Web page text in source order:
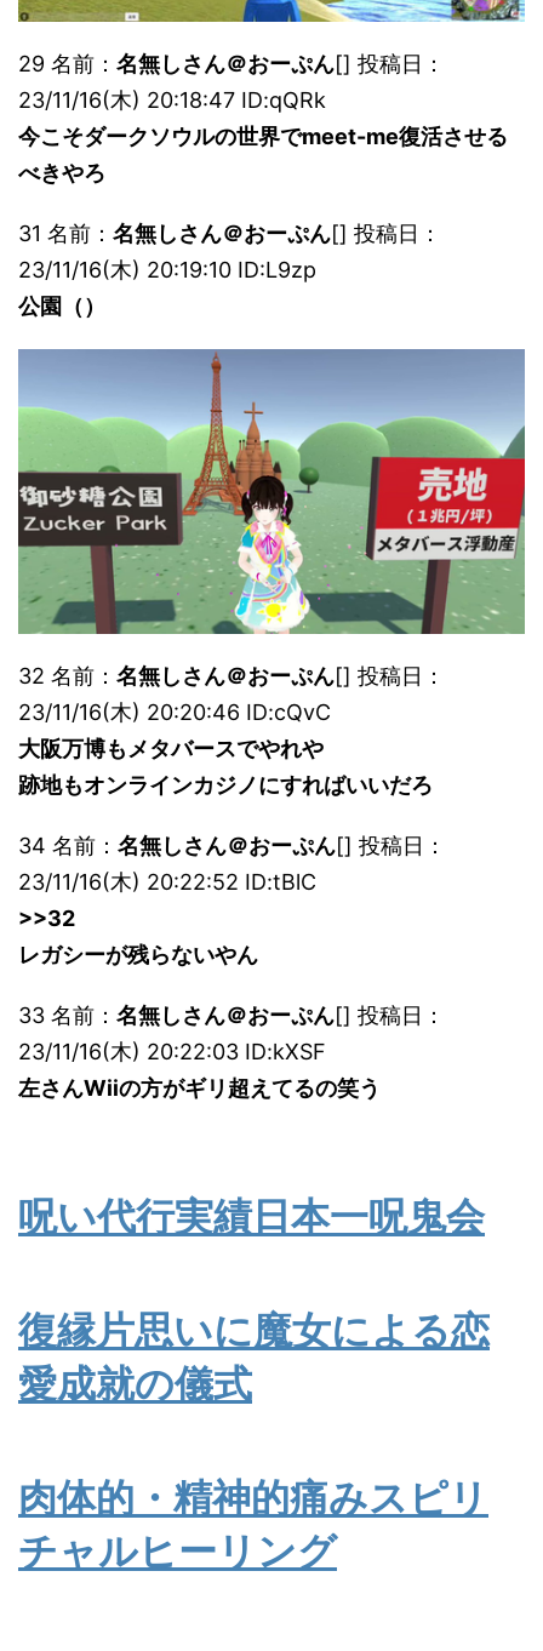
29 名前： 名無しさん＠おーぷん[] 投稿日：
23/11/16(木) 20:18:47 ID:qQRk
今こそダークソウルの世界でmeet-me復活させる
べきやろ
31 名前： 名無しさん＠おーぷん[] 投稿日：
23/11/16(木) 20:19:10 ID:L9zp
公園（）
32 名前： 名無しさん＠おーぷん[] 投稿日：
23/11/16(木) 20:20:46 ID:cQvC
大阪万博もメタバースでやれや
跡地もオンラインカジノにすればいいだろ
34 名前： 名無しさん＠おーぷん[] 投稿日：
23/11/16(木) 20:22:52 ID:tBlC
>>32
レガシーが残らないやん
33 名前： 名無しさん＠おーぷん[] 投稿日：
23/11/16(木) 20:22:03 ID:kXSF
左さんWiiの方がギリ超えてるの笑う
呪い代行実績日本一呪鬼会
復縁片思いに魔女による恋
愛成就の儀式
肉体的・精神的痛みスピリ
チャルヒーリング